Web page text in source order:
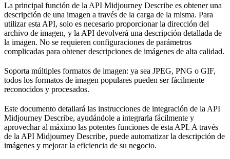
La principal función de la API Midjourney Describe es obtener una
descripción de una imagen a través de la carga de la misma. Para
utilizar esta API, solo es necesario proporcionar la dirección del
archivo de imagen, y la API devolverá una descripción detallada de
la imagen. No se requieren configuraciones de parámetros
complicadas para obtener descripciones de imágenes de alta calidad.
Soporta múltiples formatos de imagen: ya sea JPEG, PNG o GIF,
todos los formatos de imagen populares pueden ser fácilmente
reconocidos y procesados.
Este documento detallará las instrucciones de integración de la API
Midjourney Describe, ayudándole a integrarla fácilmente y
aprovechar al máximo las potentes funciones de esta API. A través
de la API Midjourney Describe, puede automatizar la descripción de
imágenes y mejorar la eficiencia de su negocio.